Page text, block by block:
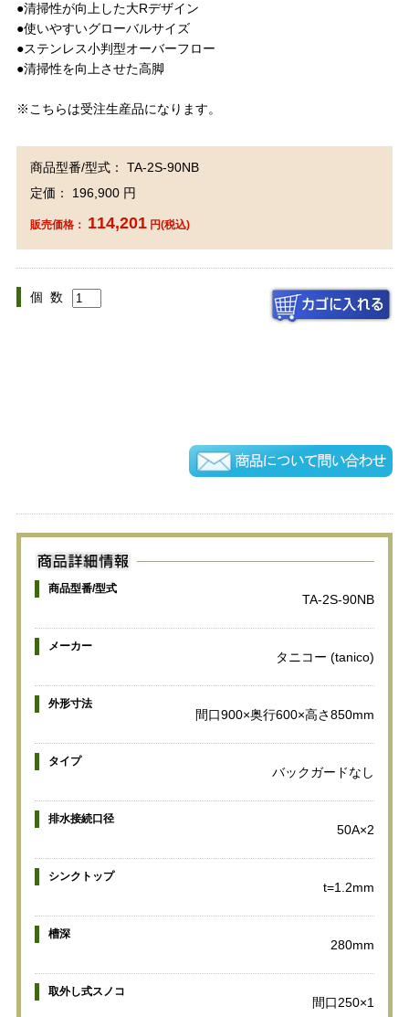
●清掃性が向上した大Rデザイン
●使いやすいグローバルサイズ
●ステンレス小判型オーバーフロー
●清掃性を向上させた高脚
※こちらは受注生産品になります。
商品型番/型式： TA-2S-90NB
定価： 196,900 円
販売価格： 114,201円(税込)
個 数
商品型番/型式
TA-2S-90NB
メーカー
タニコー (tanico)
外形寸法
間口900×奥行600×高さ850mm
タイプ
バックガードなし
排水接続口径
50A×2
シンクトップ
t=1.2mm
槽深
280mm
取外し式スノコ
間口250×1